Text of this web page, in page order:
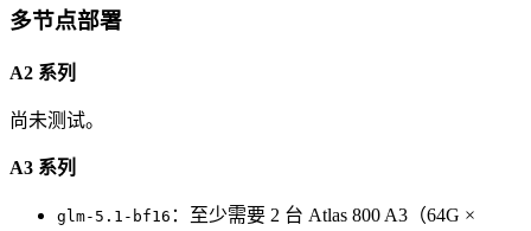
多节点部署
A2 系列
尚未测试。
A3 系列
glm-5.1-bf16 ：至少需要 2 台 Atlas 800 A3（64G ×